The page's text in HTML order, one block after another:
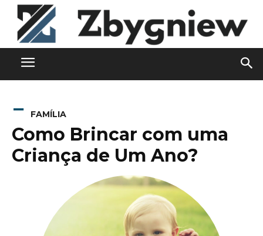
FAMÍLIA
Como Brincar com uma
Criança de Um Ano?